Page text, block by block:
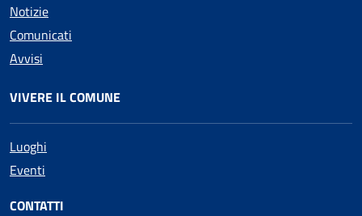
Notizie
Comunicati
Avvisi
VIVERE IL COMUNE
Luoghi
Eventi
CONTATTI